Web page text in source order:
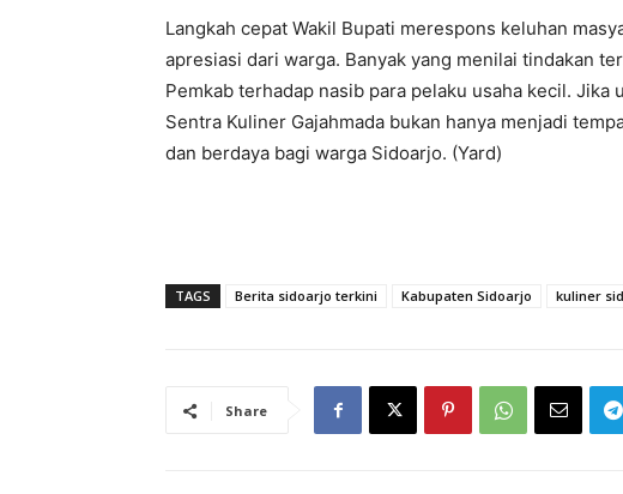
Langkah cepat Wakil Bupati merespons keluhan
apresiasi dari warga. Banyak yang menilai tindakan
Pemkab terhadap nasib para pelaku usaha kecil. Jika
Sentra Kuliner Gajahmada bukan hanya menjadi
dan berdaya bagi warga Sidoarjo. (Yard)
TAGS Berita sidoarjo terkini Kabupaten Sidoarjo kuliner
Share